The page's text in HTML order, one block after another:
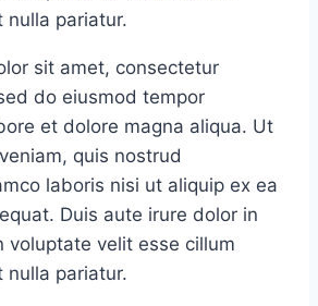
nulla pariatur.
sit amet, consectetur
do eiusmod tempor
et dolore magna aliqua. Ut
quis nostrud
laboris nisi ut aliquip ex ea
Duis aute irure dolor in
voluptate velit esse cillum
nulla pariatur.